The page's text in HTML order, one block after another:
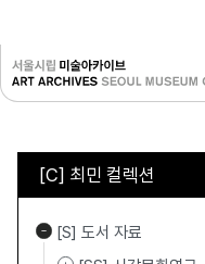
[C] 최민 컬렉션
[S] 도서 자료